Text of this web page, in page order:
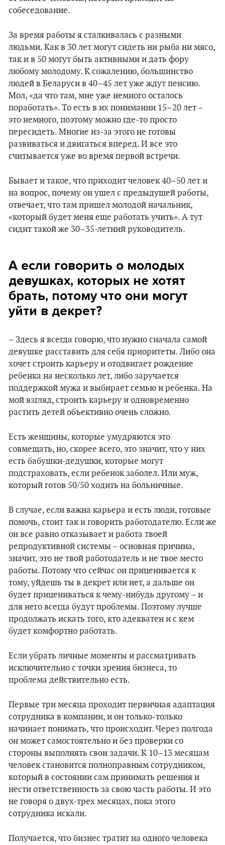
собеседование.
За время работы я сталкивалась с разными
людьми. Как в 30 лет могут сидеть ни рыба ни мясо,
так и в 50 могут быть активными и дать фору
любому молодому. К сожалению, большинство
людей в Беларуси в 40–45 лет уже ждут пенсию.
Мол, «да что там, мне уже немного осталось
поработать». То есть в их понимании 15–20 лет –
это немного, поэтому можно где-то просто
пересидеть. Многие из-за этого не готовы
развиваться и двигаться вперед. И все это
считывается уже во время первой встречи.
Бывает и такое, что приходит человек 40–50 лет и
на вопрос, почему он ушел с предыдущей работы,
отвечает, что там пришел молодой начальник,
«который будет меня еще работать учить». А тут
сидит такой же 30–35-летний руководитель.
А если говорить о молодых
девушках, которых не хотят
брать, потому что они могут
уйти в декрет?
– Здесь я всегда говорю, что нужно сначала самой
девушке расставить для себя приоритеты. Либо она
хочет строить карьеру и отодвигает рождение
ребенка на несколько лет, либо заручается
поддержкой мужа и выбирает семью и ребенка. На
мой взгляд, строить карьеру и одновременно
растить детей объективно очень сложно.
Есть женщины, которые умудряются это
совмещать, но, скорее всего, это значит, что у них
есть бабушки-дедушки, которые могут
подстраховать, если ребенок заболел. Или муж,
который готов 50/50 ходить на больничные.
В случае, если важна карьера и есть люди, готовые
помочь, стоит так и говорить работодателю. Если же
он все равно отказывает и работа твоей
репродуктивной системы – основная причина,
значит, это не твой работодатель и не твое место
работы. Потому что сейчас он приценивается к
тому, уйдешь ты в декрет или нет, а дальше он
будет прицениваться к чему-нибудь другому – и
для него всегда будут проблемы. Поэтому лучше
продолжать искать того, кто адекватен и с кем
будет комфортно работать.
Если убрать личные моменты и рассматривать
исключительно с точки зрения бизнеса, то
проблема действительно есть.
Первые три месяца проходит первичная адаптация
сотрудника в компании, и он только-только
начинает понимать, что происходит. Через полгода
он может самостоятельно и без проверки со
стороны выполнять свои задачи. К 10–13 месяцам
человек становится полноправным сотрудником,
который в состоянии сам принимать решения и
нести ответственность за свою часть работы. И это
не говоря о двух-трех месяцах, пока этого
сотрудника искали.
Получается, что бизнес тратит на одного человека